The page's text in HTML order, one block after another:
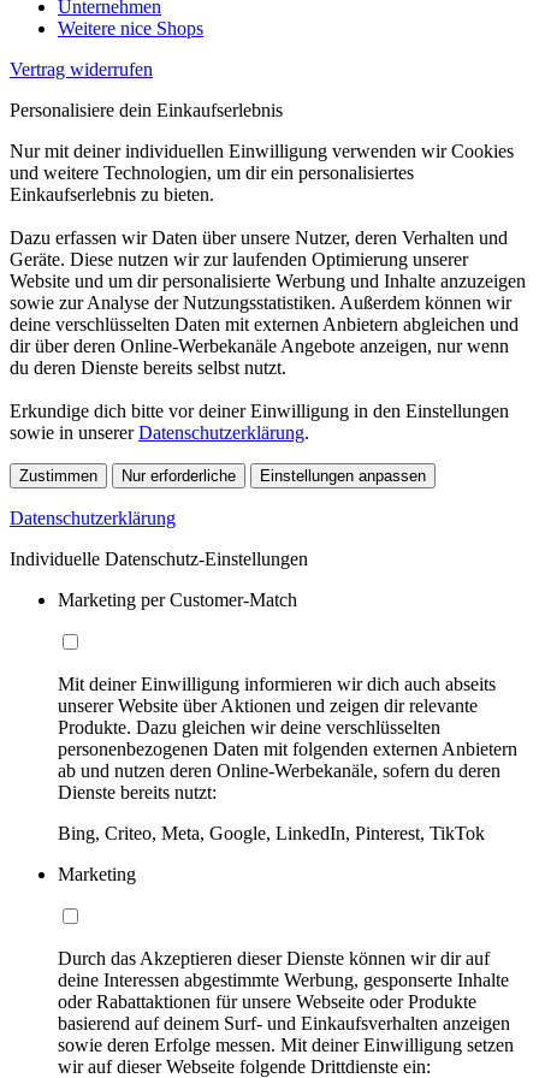
Unternehmen
Weitere nice Shops
Vertrag widerrufen
Personalisiere dein Einkaufserlebnis
Nur mit deiner individuellen Einwilligung verwenden wir Cookies
und weitere Technologien, um dir ein personalisiertes
Einkaufserlebnis zu bieten.
Dazu erfassen wir Daten über unsere Nutzer, deren Verhalten und
Geräte. Diese nutzen wir zur laufenden Optimierung unserer
Website und um dir personalisierte Werbung und Inhalte anzuzeigen
sowie zur Analyse der Nutzungsstatistiken. Außerdem können wir
deine verschlüsselten Daten mit externen Anbietern abgleichen und
dir über deren Online-Werbekanäle Angebote anzeigen, nur wenn
du deren Dienste bereits selbst nutzt.
Erkundige dich bitte vor deiner Einwilligung in den Einstellungen
sowie in unsererDatenschutzerklärung.
Zustimmen Nur erforderliche Einstellungen anpassen
Datenschutzerklärung
Individuelle Datenschutz-Einstellungen
Marketing per Customer-Match
Mit deiner Einwilligung informieren wir dich auch abseits
unserer Website über Aktionen und zeigen dir relevante
Produkte. Dazu gleichen wir deine verschlüsselten
personenbezogenen Daten mit folgenden externen Anbietern
ab und nutzen deren Online-Werbekanäle, sofern du deren
Dienste bereits nutzt:
Bing, Criteo, Meta, Google, LinkedIn, Pinterest, TikTok
Marketing
Durch das Akzeptieren dieser Dienste können wir dir auf
deine Interessen abgestimmte Werbung, gesponserte Inhalte
oder Rabattaktionen für unsere Webseite oder Produkte
basierend auf deinem Surf- und Einkaufsverhalten anzeigen
sowie deren Erfolge messen. Mit deiner Einwilligung setzen
wir auf dieser Webseite folgende Drittdienste ein: